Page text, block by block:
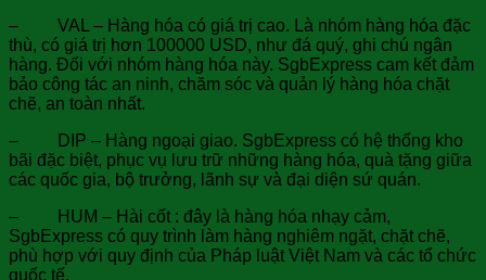
– VAL – Hàng hóa có giá trị cao. Là nhóm hàng hóa đặc
thù, có giá trị hơn 100000 USD, như đá quý, ghi chú ngân
hàng. Đối với nhóm hàng hóa này. SgbExpress cam kết đảm
bảo công tác an ninh, chăm sóc và quản lý hàng hóa chặt
chẽ, an toàn nhất.
– DIP – Hàng ngoại giao. SgbExpress có hệ thống kho
bãi đặc biệt, phục vụ lưu trữ những hàng hóa, quà tặng giữa
các quốc gia, bộ trưởng, lãnh sự và đại diện sứ quán.
– HUM – Hài cốt : đây là hàng hóa nhạy cảm,
SgbExpress có quy trình làm hàng nghiêm ngặt, chặt chẽ,
phù hợp với quy định của Pháp luật Việt Nam và các tổ chức
quốc tế.